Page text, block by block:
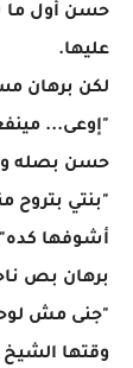
حسن أول ما
عليها.
لكن برهان
"إوعى...
حسن بصله
"بنتي بتروح
أشوفها كده"
برهان بص
"جنى مش
وقتها